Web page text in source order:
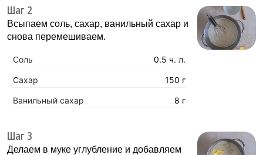
Шаг 2
Всыпаем соль, сахар, ванильный сахар и
снова перемешиваем.
Соль 0.5 ч. л.
Сахар 150 г
Ванильный сахар 8 г
Шаг 3
Делаем в муке углубление и добавляем